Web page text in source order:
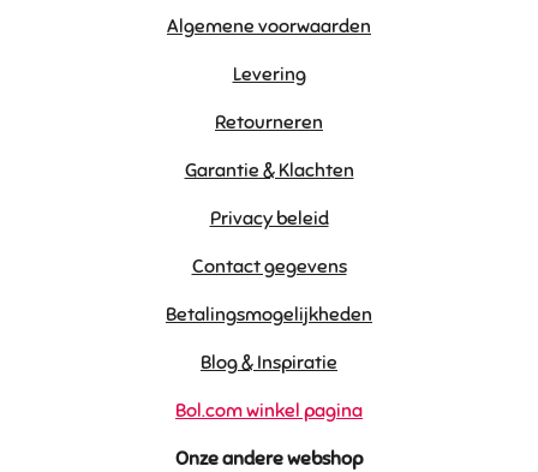
Algemene voorwaarden
Levering
Retourneren
Garantie & Klachten
Privacy beleid
Contact gegevens
Betalingsmogelijkheden
Blog & Inspiratie
Bol.com winkel pagina
Onze andere webshop